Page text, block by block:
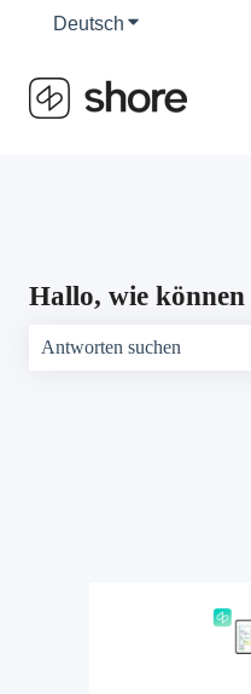
Deutsch Untermenü
Hallo, wie